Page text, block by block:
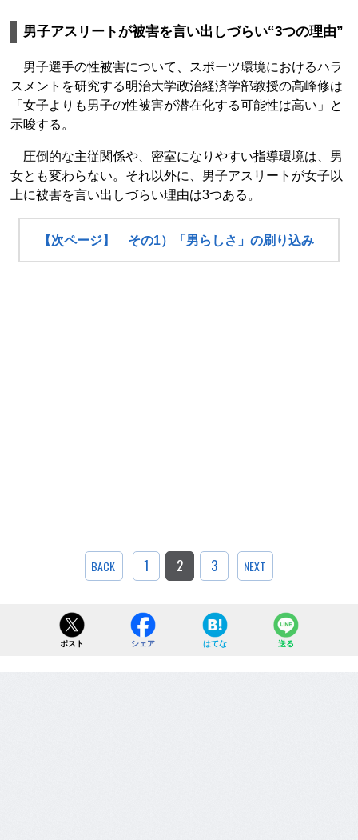
男子アスリートが被害を言い出しづらい“3つの理由”
男子選手の性被害について、スポーツ環境におけるハラ
スメントを研究する明治大学政治経済学部教授の高峰修は
「女子よりも男子の性被害が潜在化する可能性は高い」と
示唆する。
圧倒的な主従関係や、密室になりやすい指導環境は、男
女とも変わらない。それ以外に、男子アスリートが女子以
上に被害を言い出しづらい理由は3つある。
【次ページ】 その1）「男らしさ」の刷り込み
BACK 1 2 3 NEXT
ポスト シェア はてな 送る